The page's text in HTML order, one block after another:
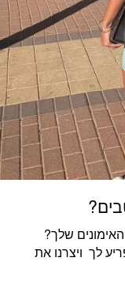
שלך?
לך ויצרנו את